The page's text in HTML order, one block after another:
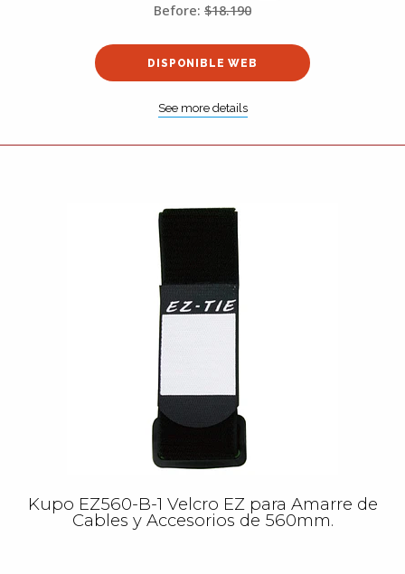
Before: $18.190
DISPONIBLE WEB
See more details
Kupo EZ560-B-1 Velcro EZ para Amarre de
Cables y Accesorios de 560mm.